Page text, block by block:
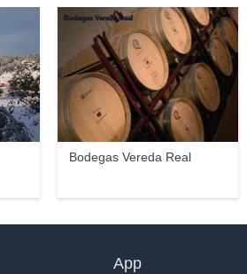
Bodegas Vereda Real
Bodegas Vereda Real
App